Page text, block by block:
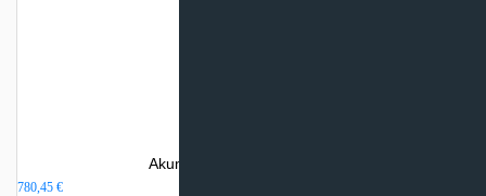
Akumuliacinė talpa 300 litrų
780,45 €